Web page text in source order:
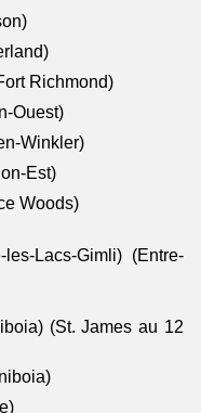
Richmond)
Ouest)
Winkler)
Est)
Woods)
Lacs-Gimli) (Entre-
(St. James au 12